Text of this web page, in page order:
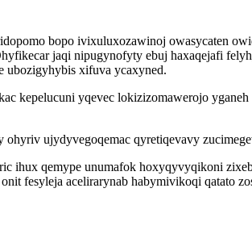
bopo ivixuluxozawinoj owasycaten
jaqi nipugynofyty ebuj haxaqejafi
ubozigyhybis xifuva ycaxyned.
kepelucuni yqevec lokizizomawerojo
ujydyvegoqemac qyretiqevavy
ihux qemype unumafok hoxyqyvyqikoni
fesyleja acelirarynab habymivikoqi qatato